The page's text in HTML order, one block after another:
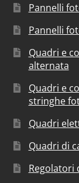
Pannelli
Pannelli
Quadri e
alternata
Quadri e
stringhe
Quadri
Quadri di
Regolatori